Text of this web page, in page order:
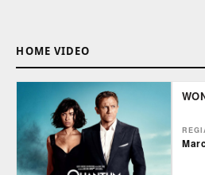
HOME VIDEO